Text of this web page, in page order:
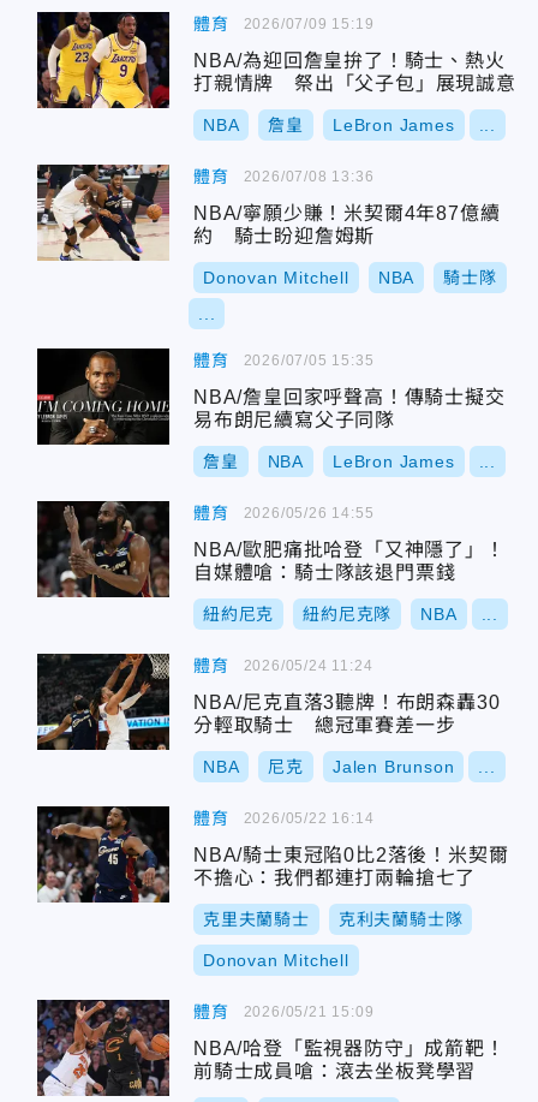
體育
NBA/為迎回詹皇拚了！騎士、熱火
打親情牌 祭出「父子包」展現誠意
NBA 詹皇 LeBron James
2026/07/09 15:19
體育
NBA/寧願少賺！米契爾4年87億續
約 騎士盼迎詹姆斯
Donovan Mitchell NBA 騎士隊
2026/07/08 13:36
體育
NBA/詹皇回家呼聲高！傳騎士擬交
易布朗尼續寫父子同隊
詹皇 NBA LeBron James
2026/07/05 15:35
體育
NBA/歐肥痛批哈登「又神隱了」！
自媒體嗆：騎士隊該退門票錢
紐約尼克 紐約尼克隊 NBA
2026/05/26 14:55
體育
NBA/尼克直落3聽牌！布朗森轟30
分輕取騎士 總冠軍賽差一步
NBA 尼克 Jalen Brunson
2026/05/24 11:24
體育
NBA/騎士東冠陷0比2落後！米契爾
不擔心：我們都連打兩輪搶七了
克里夫蘭騎士 克利夫蘭騎士隊
Donovan Mitchell
2026/05/22 16:14
體育
NBA/哈登「監視器防守」成箭靶！
前騎士成員嗆：滾去坐板凳學習
2026/05/21 15:09